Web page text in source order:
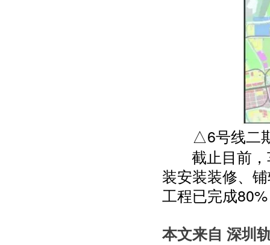
△6号线二
截止目前，
装安装装修、
工程已完成
本文来自 深圳